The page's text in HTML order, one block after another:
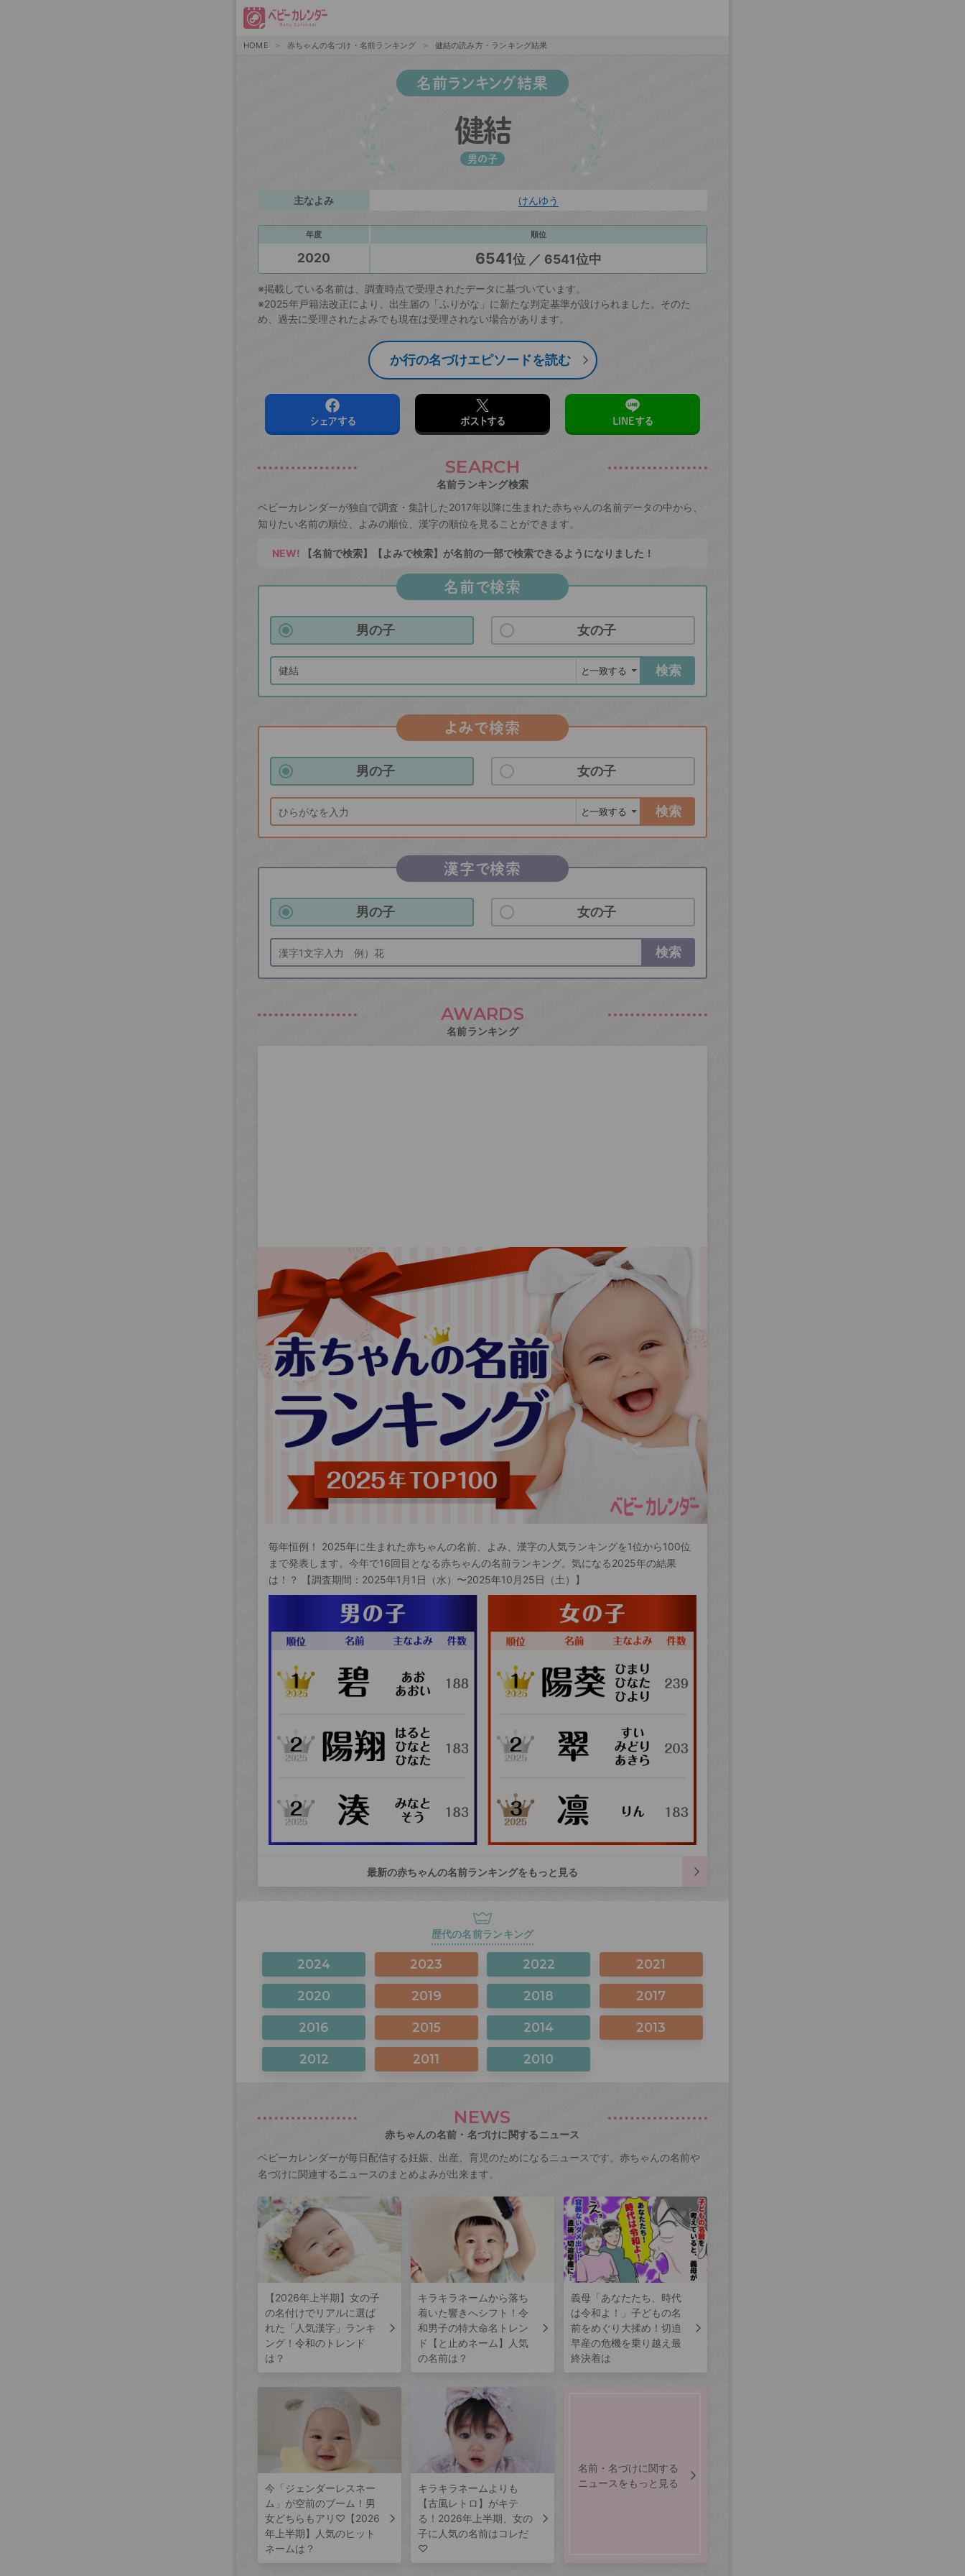
HOME 赤ちゃんの名づけ・名前ランキング 健結の読み方・ランキング結果
名前ランキング結果
健結
男の子
主なよみ けんゆう
年度 順位
2020 6541位 ／ 6541位中
※掲載している名前は、調査時点で受理されたデータに基づいています。
※2025年戸籍法改正により、出生届の「ふりがな」に新たな判定基準が設けられました。そのた
め、過去に受理されたよみでも現在は受理されない場合があります。
か行の名づけエピソードを読む
シェアする ポストする LINEする
SEARCH
名前ランキング検索
ベビーカレンダーが独自で調査・集計した2017年以降に生まれた赤ちゃんの名前データの中から、
知りたい名前の順位、よみの順位、漢字の順位を見ることができます。
NEW! 【名前で検索】【よみで検索】が名前の一部で検索できるようになりました！
名前で検索
男の子 女の子
検索
よみで検索
男の子 女の子
検索
漢字で検索
男の子 女の子
検索
AWARDS
名前ランキング
毎年恒例！ 2025年に生まれた赤ちゃんの名前、よみ、漢字の人気ランキングを1位から100位
まで発表します。今年で16回目となる赤ちゃんの名前ランキング。気になる2025年の結果
は！？ 【調査期間：2025年1月1日（水）〜2025年10月25日（土）】
最新の赤ちゃんの名前ランキングをもっと見る
歴代の名前ランキング
2024 2023 2022 2021
2020 2019 2018 2017
2016 2015 2014 2013
2012 2011 2010
NEWS
赤ちゃんの名前・名づけに関するニュース
ベビーカレンダーが毎日配信する妊娠、出産、育児のためになるニュースです。赤ちゃんの名前や
名づけに関連するニュースのまとめよみが出来ます。
【2026年上半期】女の子
の名付けでリアルに選ば
れた「人気漢字」ランキ
ング！令和のトレンド
は？
キラキラネームから落ち
着いた響きへシフト！令
和男子の特大命名トレン
ド【と止めネーム】人気
の名前は？
義母「あなたたち、時代
は令和よ！」子どもの名
前をめぐり大揉め！切迫
早産の危機を乗り越え最
終決着は
今「ジェンダーレスネー
ム」が空前のブーム！男
女どちらもアリ♡【2026
年上半期】人気のヒット
ネームは？
キラキラネームよりも
【古風レトロ】がキテ
る！2026年上半期、女の
子に人気の名前はコレだ
♡
名前・名づけに関する
ニュースをもっと見る